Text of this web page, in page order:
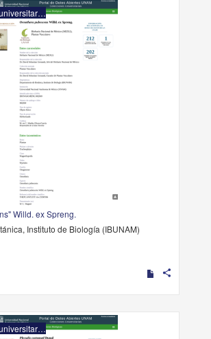
Registro de colección universitaria
Willd. ex Spreng.
Instituto de Biología (IBUNAM)
share
Registro de colección universitaria